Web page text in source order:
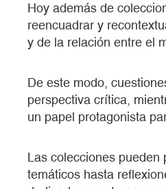
Hoy además de
reencuadrar y
y de la relación entre el
De este modo,
perspectiva crítica,
un papel protagonista
Las colecciones
temáticos hasta